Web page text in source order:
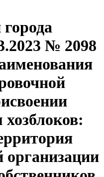
№ 2098
хозблоков:
организации